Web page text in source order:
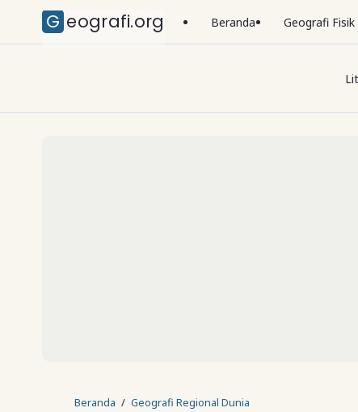
Geografi.org Beranda Geografi Fisik
Beranda Geografi Regional Dunia